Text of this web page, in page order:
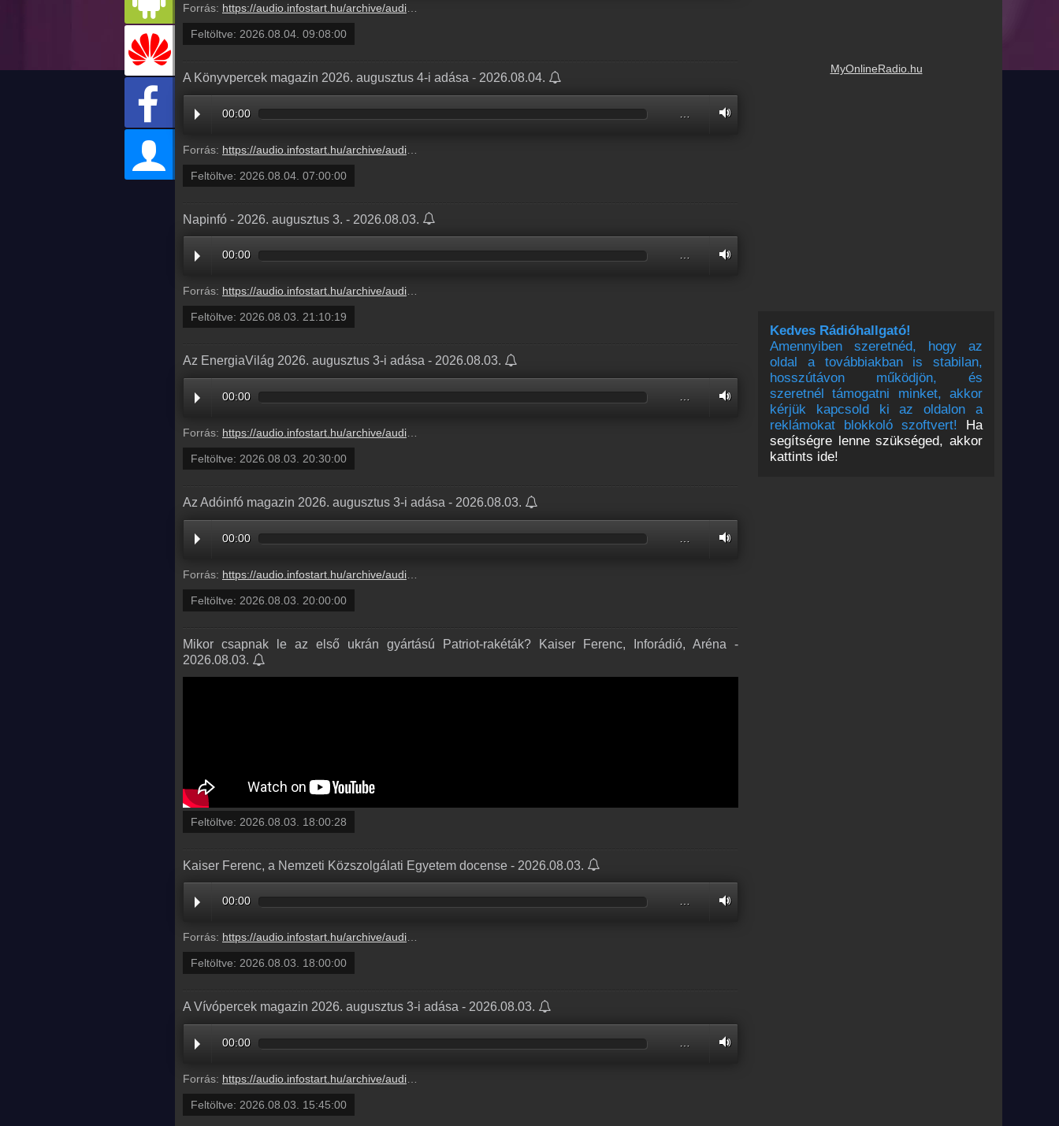
MyOnlineRadio.hu
Kedves Rádióhallgató!
Amennyiben szeretnéd, hogy az
oldal a továbbiakban is stabilan,
hosszútávon működjön, és
szeretnél támogatni minket, akkor
kérjük kapcsold ki az oldalon a
reklámokat blokkoló szoftvert! Ha
segítségre lenne szükséged, akkor
kattints ide!
Forrás: https://audio.infostart.hu/archive/audio/0D9B0/0D9B0616.mp3
Feltöltve: 2026.08.04. 09:08:00
A Könyvpercek magazin 2026. augusztus 4-i adása - 2026.08.04.
00:00
Forrás: https://audio.infostart.hu/archive/audio/38647/38647D65.mp3
Feltöltve: 2026.08.04. 07:00:00
Napinfó - 2026. augusztus 3. - 2026.08.03.
00:00 …
Forrás: https://audio.infostart.hu/archive/audio/N2608/N260803.mp3
Feltöltve: 2026.08.03. 21:10:19
Az EnergiaVilág 2026. augusztus 3-i adása - 2026.08.03.
00:00
Forrás: https://audio.infostart.hu/archive/audio/C8B37/C8B378B1.mp3
Feltöltve: 2026.08.03. 20:30:00
Az Adóinfó magazin 2026. augusztus 3-i adása - 2026.08.03.
00:00
Forrás: https://audio.infostart.hu/archive/audio/897E0/897E0047.mp3
Feltöltve: 2026.08.03. 20:00:00
Mikor csapnak le az első ukrán gyártású Patriot-rakéták? Kaiser Ferenc, Inforádió, Aréna -
2026.08.03.
Feltöltve: 2026.08.03. 18:00:28
Kaiser Ferenc, a Nemzeti Közszolgálati Egyetem docense - 2026.08.03.
00:00 …
Forrás: https://audio.infostart.hu/archive/audio/33D03/33D03B85.mp3
Feltöltve: 2026.08.03. 18:00:00
A Vívópercek magazin 2026. augusztus 3-i adása - 2026.08.03.
00:00
Forrás: https://audio.infostart.hu/archive/audio/09A4C/09A4CC37.mp3
Feltöltve: 2026.08.03. 15:45:00